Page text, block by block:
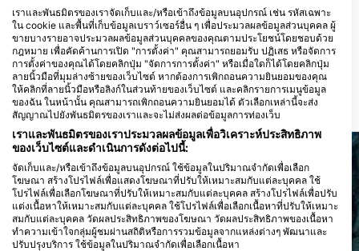
AQUALIZED DIVE
ADVENTURES
2 ILEKTRAS, 19013 ANAVISSOS,
กรีซ
สถานที่ดำน้ำ ในบริเวณใกล้เคียง
AEGEAN DIVERS, 84700 SANTORINI
Caves, Santorini(★4.3)
ถ้ำซานโตรินีตั้งอยู่ติดกับเมืองโบราณอาโครติ
รี ห่างจากท่าเรือหาดคัลเดรา 20 นาที ถ้ำ
เหล่านี้สร้างจากลาวาและถูกสร้างขึ้นหลังจาก
การระเบิดของภูเขาไฟของภูเขาไฟในซานโต
รินี
เราและพันธมิตรของเราจัดเก็บและ/หรือเข้าถึงข้อมูลบนอุปกรณ์ เช่น รหัสเฉพาะ
ใน cookie และพื้นที่เก็บข้อมูลเบราว์เซอร์อื่น ๆ เพื่อประมวลผลข้อมูลส่วนบุคคล ผู้
ขายบางรายอาจประมวลผลข้อมูลส่วนบุคคลของคุณตามประโยชน์โดยชอบด้วย
กฎหมาย เพื่อคัดค้านการเปิด "การตั้งค่า" คุณสามารถยอมรับ ปฏิเสธ หรือจัดการ
การตั้งค่าของคุณได้โดยคลิกปุ่ม "จัดการการตั้งค่า" หรือเมื่อใดก็ได้โดยคลิกปุ่ม
ลายนิ้วมือที่มุมล่างซ้ายของเว็บไซต์ หากต้องการเพิกถอนความยินยอมของคุณ
ให้คลิกที่ลายนิ้วมือหรือลิงก์ในส่วนท้ายของเว็บไซต์ และคลิกรายการเมนูข้อมูล
ของฉัน ในหน้านั้น คุณสามารถเพิกถอนความยินยอมได้ ตัวเลือกเหล่านี้จะส่ง
สัญญาณไปยังพันธมิตรของเราและจะไม่ส่งผลต่อข้อมูลการท่องเว็บ
เราและพันธมิตรของเราประมวลผลข้อมูลเพื่อวิเคราะห์ประสิทธิภาพ
ของเว็บไซต์และดำเนินการดังต่อไปนี้:
จัดเก็บและ/หรือเข้าถึงข้อมูลบนอุปกรณ์ ใช้ข้อมูลในปริมาณจำกัดเพื่อเลือก
โฆษณา สร้างโปรไฟล์เพื่อแสดงโฆษณาที่ปรับให้เหมาะสมกับแต่ละบุคคล ใช้
โปรไฟล์เพื่อเลือกโฆษณาที่ปรับให้เหมาะสมกับแต่ละบุคคล สร้างโปรไฟล์เพื่อปรับ
แต่งเนื้อหาให้เหมาะสมกับแต่ละบุคคล ใช้โปรไฟล์เพื่อเลือกเนื้อหาที่ปรับให้เหมาะ
สมกับแต่ละบุคคล วัดผลประสิทธิภาพของโฆษณา วัดผลประสิทธิภาพของเนื้อหา
ทำความเข้าใจกลุ่มผู้ชมผ่านสถิติหรือการรวมข้อมูลจากแหล่งต่างๆ พัฒนาและ
ปรับปรุงบริการ ใช้ข้อมูลในปริมาณจำกัดเพื่อเลือกเนื้อหา